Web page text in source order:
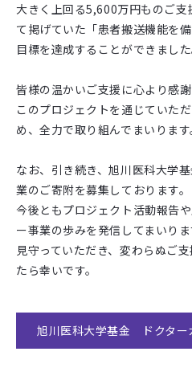
大きく上回る5,600万円ものご支
て掲げていた「患者搬送機能を
目標を達成することができました
皆様の温かいご支援に心より感謝
このプロジェクトを通じていた
め、全⼒で取り組んでまいります
なお、引き続き、旭川医科大学
業のご寄附を募集しております。
今後ともプロジェクト活動報告
ー事業の歩みを発信してまいり
見守っていただき、変わらぬご
たら幸いです。
旭川医科大学基金 ドクター